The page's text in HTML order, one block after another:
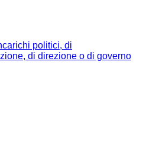
politici, di
di direzione o di governo